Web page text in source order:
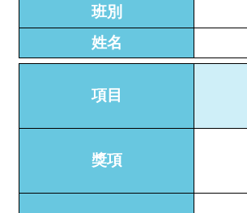
班別
姓名
項目
獎項